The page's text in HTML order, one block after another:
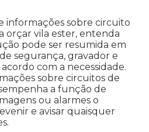
informações sobre circuito
orçar vila ester, entenda
pode ser resumida em
segurança, gravador e
com a necessidade.
sobre circuitos de
a função de
ou alarmes o
e avisar quaisquer